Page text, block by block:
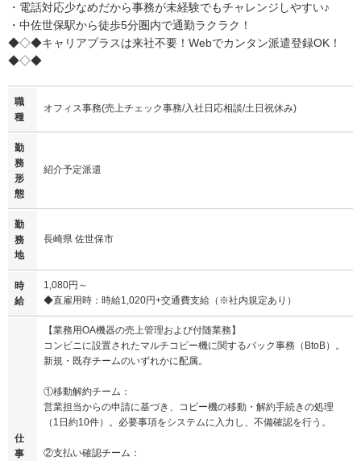
・電話対応少なめだから事務が未経験でもチャレンジしやすい♪
・中佐世保駅から徒歩5分圏内で通勤ラクラク！
◆◇◆キャリアプラスは来社不要！Webでカンタン派遣登録OK！
◆◇◆
職
種
オフィス事務(売上チェック事務/入社日応相談/土日祝休み)
勤
務
形
態
紹介予定派遣
勤
務
地
長崎県 佐世保市
時
給
1,080円～
◆直雇用時：時給1,020円+交通費支給（※社内規定あり）
仕
事
【業務用OA機器の売上管理および付随業務】
コンビニに設置されたマルチコピー機に関するバック事務（BtoB）。
新規・既存チームのいずれかに配属。
①移動解約チーム：
営業担当からの申請に基づき、コピー機の移動・解約手続きの処理
（1日約10件）。必要事項をシステムに入力し、不備確認を行う。
②支払い確認チーム：